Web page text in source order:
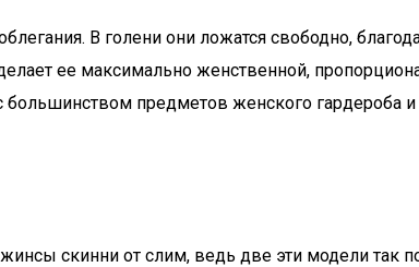
В голени они ложатся свободно,
ее максимально женственной,
предметов женского гардероба
скинни от слим, ведь две эти модели так